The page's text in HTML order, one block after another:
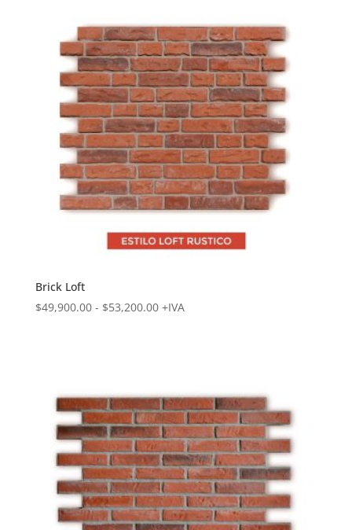
hasta
$53,200.00
Brick Loft
$49,900.00 - $53,200.00Rango
hasta
$53,200.00
+IVA